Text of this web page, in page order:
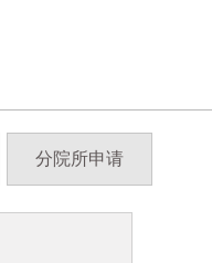
分院所申请